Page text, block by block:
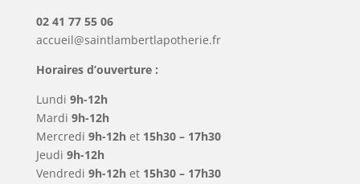
02 41 77 55 06
accueil@saintlambertlapotherie.fr
Horaires d’ouverture :
Lundi 9h-12h
Mardi 9h-12h
Mercredi 9h-12h et 15h30 – 17h30
Jeudi 9h-12h
Vendredi 9h-12h et 15h30 – 17h30